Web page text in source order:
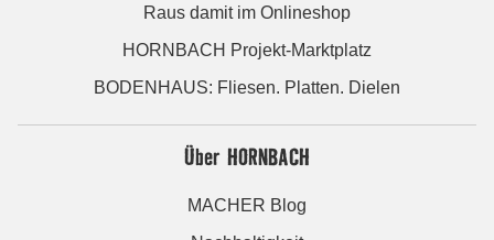
Raus damit im Onlineshop
HORNBACH Projekt-Marktplatz
BODENHAUS: Fliesen. Platten. Dielen
Über HORNBACH
MACHER Blog